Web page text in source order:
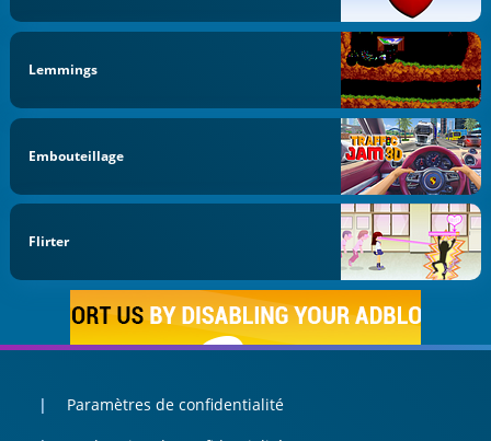
Lemmings
Embouteillage
Flirter
Paramètres de confidentialité